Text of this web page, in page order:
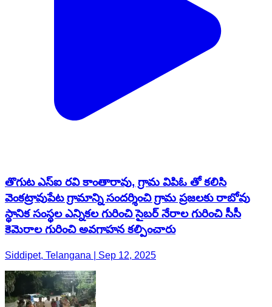
తొగుట ఎస్ఐ రవి కాంతారావు, గ్రామ విపిఓ తో కలిసి
వెంకట్రావుపేట గ్రామాన్ని సందర్శించి గ్రామ ప్రజలకు రాబోవు
స్థానిక సంస్థల ఎన్నికల గురించి సైబర్ నేరాల గురించి సీసీ
కెమెరాల గురించి అవగాహన కల్పించారు
Siddipet, Telangana | Sep 12, 2025